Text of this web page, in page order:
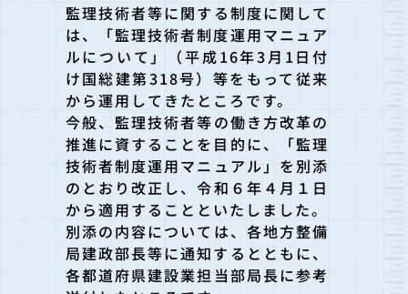
監理技術者等に関する制度に関して
は、「監理技術者制度運用マニ ュア
ルについて」（平成16年3月1日付
け国総建第318号）等をもって従来
から運用してきたところです。
今般、監理技術者等の働き方改革の
推進に資することを目的に、「監理
技術者制度運用マニュアル」を別添
のとおり改正し、令和６年４月１日
から適用することといたしました。
別添の内容については、各地方整備
局建政部長等に通知するととも に、
各都道府県建設業担当部局長に参考